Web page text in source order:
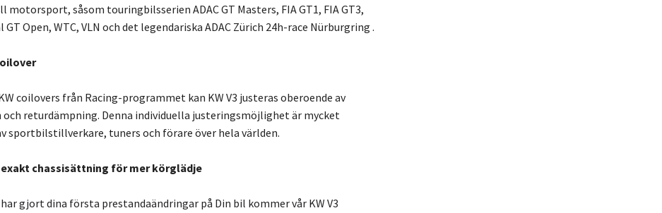
såsom touringbilsserien ADAC GT Masters, FIA GT1, FIA GT3,
Open, WTC, VLN och det legendariska ADAC Zürich 24h-race Nürburgring .
coilovers från Racing-programmet kan KW V3 justeras oberoende av
och returdämpning. Denna individuella justeringsmöjlighet är mycket
sportbilstillverkare, tuners och förare över hela världen.
chassisättning för mer körglädje
har gjort dina första prestandaändringar på Din bil kommer vår KW V3